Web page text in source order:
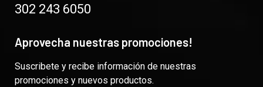
302 243 6050
Aprovecha nuestras promociones!
Suscribete y recibe información de nuestras
promociones y nuevos productos.